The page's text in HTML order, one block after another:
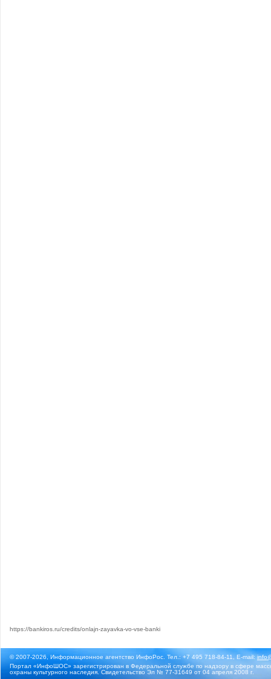
https://bankiros.ru/credits/onlajn-zayavka-vo-vse-banki
© 2007-2026, Информационное агентство ИнфоРос. Тел.: +7 495 718-84-11, E-mail:
Портал «ИнфоШОС» зарегистрирован в Федеральной службе по надзору в сфере
охраны культурного наследия. Свидетельство Эл № 77-31649 от 04 апреля 2008 г.